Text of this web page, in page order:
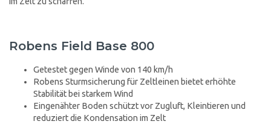
Robens Field Base 800
Getestet gegen Winde von 140 km/h
Robens Sturmsicherung für Zeltleinen bietet erhöhte
Stabilität bei starkem Wind
Eingenähter Boden schützt vor Zugluft, Kleintieren und
reduziert die Kondensation im Zelt